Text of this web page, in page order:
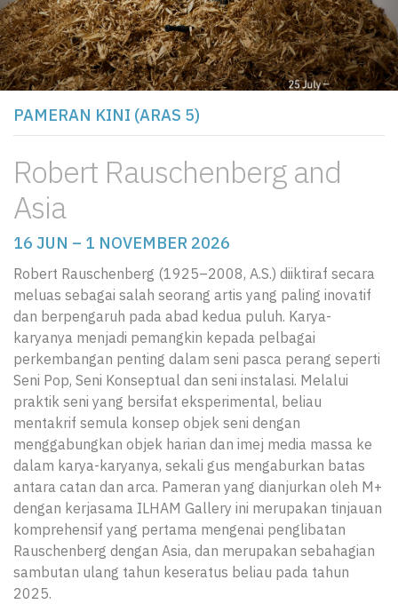
PAMERAN KINI (ARAS 5)
Robert Rauschenberg and
Asia
16 JUN – 1 NOVEMBER 2026
Robert Rauschenberg (1925–2008, A.S.) diiktiraf secara
meluas sebagai salah seorang artis yang paling inovatif
dan berpengaruh pada abad kedua puluh. Karya-
karyanya menjadi pemangkin kepada pelbagai
perkembangan penting dalam seni pasca perang seperti
Seni Pop, Seni Konseptual dan seni instalasi. Melalui
praktik seni yang bersifat eksperimental, beliau
mentakrif semula konsep objek seni dengan
menggabungkan objek harian dan imej media massa ke
dalam karya-karyanya, sekali gus mengaburkan batas
antara catan dan arca. Pameran yang dianjurkan oleh M+
dengan kerjasama ILHAM Gallery ini merupakan tinjauan
komprehensif yang pertama mengenai penglibatan
Rauschenberg dengan Asia, dan merupakan sebahagian
sambutan ulang tahun keseratus beliau pada tahun
2025.